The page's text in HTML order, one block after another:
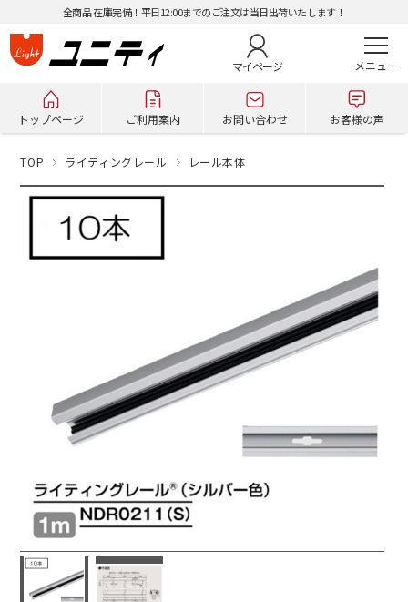
全商品 在庫完備！平日12:00までのご注文は当日出荷いたします！
マイページ
トップページ ご利用案内 お問い合わせ お客様の声
TOP ライティングレール レール本体